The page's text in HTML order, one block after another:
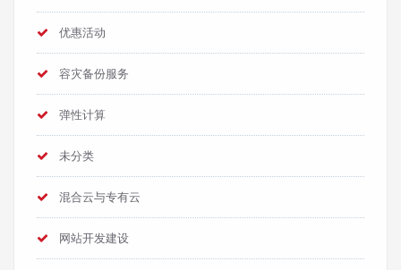
优惠活动
容灾备份服务
弹性计算
未分类
混合云与专有云
网站开发建设